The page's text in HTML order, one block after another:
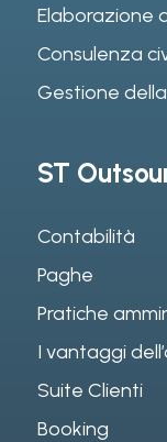
Elaborazione
Consulenza
Gestione della
ST
Contabilità
Paghe
Pratiche
I vantaggi
Suite Clienti
Booking